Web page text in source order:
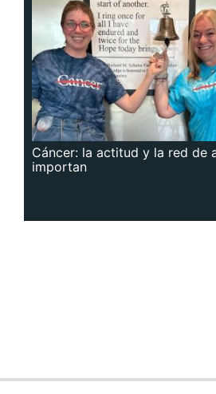
Cáncer: la actitud y la red de
importan